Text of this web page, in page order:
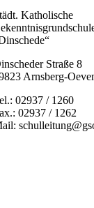
Katholische
Straße 8
Arnsberg-
02937 / 1260
02937 / 1262